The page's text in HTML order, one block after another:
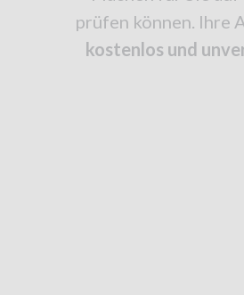
prüfen können. Ihre
kostenlos und